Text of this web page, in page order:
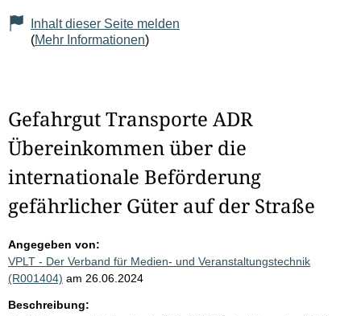
Inhalt dieser Seite melden
(Mehr Informationen)
Gefahrgut Transporte ADR
Übereinkommen über die
internationale Beförderung
gefährlicher Güter auf der Straße
Angegeben von:
VPLT - Der Verband für Medien- und Veranstaltungstechnik
(R001404) am 26.06.2024
Beschreibung: